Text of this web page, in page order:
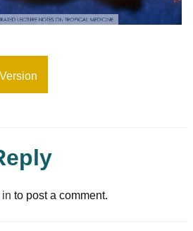
in to post a comment.